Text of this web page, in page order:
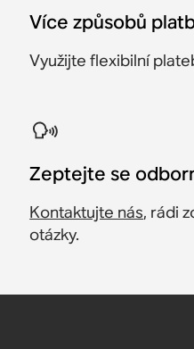
Více způsobů
Využijte flexibilní
Zeptejte se
Kontaktujte nás, rádi
otázky.